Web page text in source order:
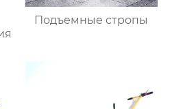
Подъемные стропы